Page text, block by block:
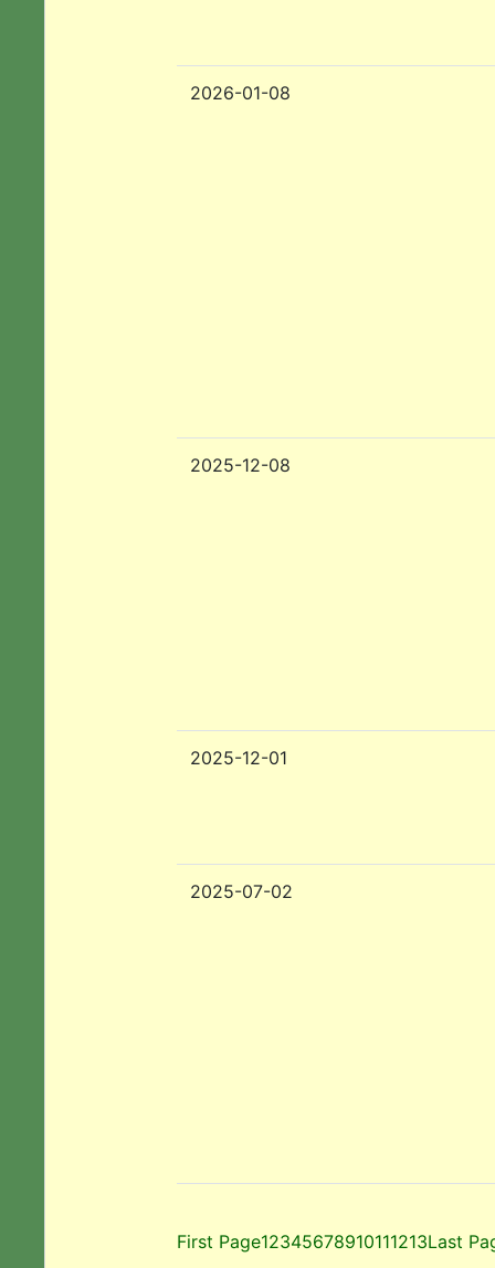
2026-01-08
2025-12-08
2025-12-01
2025-07-02
First Page12345678910111213Last